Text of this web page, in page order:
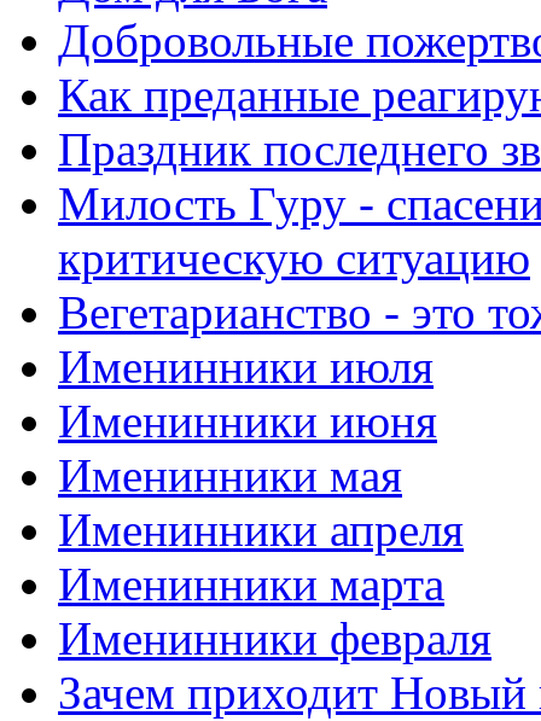
Добровольные
Как преданные
Праздник последнего
Милость Гуру -
критическую ситуацию
Вегетарианство - это
Именинники июля
Именинники июня
Именинники мая
Именинники апреля
Именинники марта
Именинники февраля
Зачем приходит Новый